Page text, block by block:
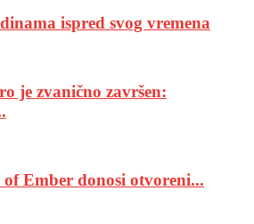
ispred svog vremena
je zvanično završen:
Ember donosi otvoreni...